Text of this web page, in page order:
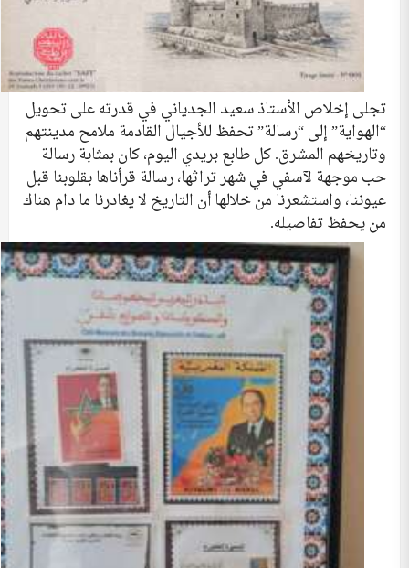
تجلى إخلاص الأستاذ سعيد الجدياني في قدرته على تحويل
“الهواية” إلى “رسالة” تحفظ للأجيال القادمة ملامح مدينتهم
وتاريخهم المشرق. كل طابع بريدي اليوم، كان بمثابة رسالة
حب موجهة لآسفي في شهر تراثها، رسالة قرأناها بقلوبنا قبل
عيوننا، واستشعرنا من خلالها أن التاريخ لا يغادرنا ما دام هناك
من يحفظ تفاصيله.